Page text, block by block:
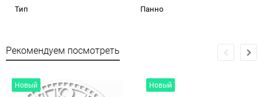
Тип Панно
Рекомендуем посмотреть
Новый Новый